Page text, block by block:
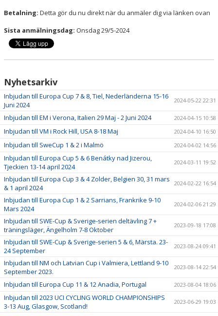
Betalning: Detta gör du nu direkt när du anmäler dig via länken ovan
Sista anmälningsdag: Onsdag 29/5-2024
Nyhetsarkiv
Inbjudan till Europa Cup 7 & 8, Tiel, Nederländerna 15-16
Juni 2024
2024-05-22 22:31
Inbjudan till EM i Verona, Italien 29 Maj - 2 Juni 2024 2024-04-15 10:58
Inbjudan till VM i Rock Hill, USA 8-18 Maj 2024-04-10 16:50
Inbjudan till SweCup 1 & 2 i Malmö 2024-04-02 14:56
Inbjudan till Europa Cup 5 & 6 Benátky nad Jizerou,
Tjeckien 13-14 april 2024
2024-03-11 19:52
Inbjudan till Europa Cup 3 & 4 Zolder, Belgien 30, 31 mars
& 1 april 2024
2024-02-22 16:54
Inbjudan till Europa Cup 1 & 2 Sarrians, Frankrike 9-10
Mars 2024
2024-02-06 21:29
Inbjudan till SWE-Cup & Sverige-serien deltävling 7 +
träningsläger, Ängelholm 7-8 Oktober
2023-09-18 17:08
Inbjudan till SWE-Cup & Sverige-serien 5 & 6, Märsta. 23-
24 September
2023-08-24 09:41
Inbjudan till NM och Latvian Cup i Valmiera, Lettland 9-10
September 2023.
2023-08-14 22:54
Inbjudan till Europa Cup 11 & 12 Anadia, Portugal 2023-08-04 18:06
Inbjudan till 2023 UCI CYCLING WORLD CHAMPIONSHIPS
3-13 Aug, Glasgow, Scotland!
2023-06-29 19:03